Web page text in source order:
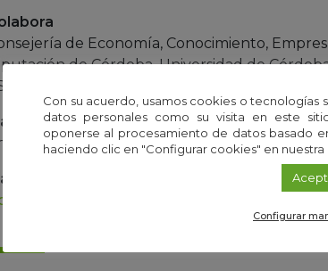
de Economía, Conocimiento,
de Córdoba, Universidad de
entre otros
libre
información
APCCC
Con su acuerdo, usamos cookies o tecnologías
datos personales como su visita en este
oponerse al procesamiento de datos basado
haciendo clic en "Configurar cookies" en
Configurar